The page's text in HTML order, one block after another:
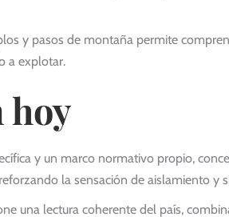
y pasos de montaña permite
a explotar.
hoy
y un marco normativo propio,
la sensación de aislamiento y
una lectura coherente del país,